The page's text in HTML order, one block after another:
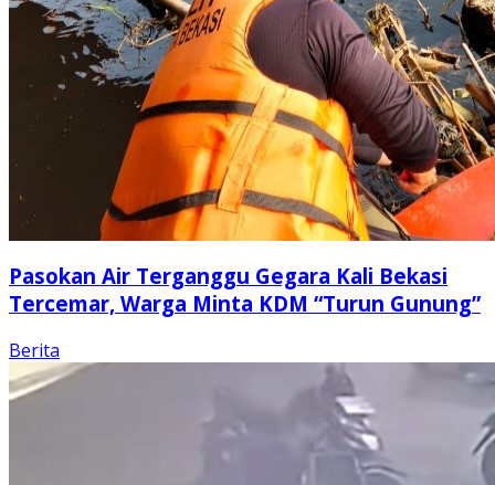
Pasokan Air Terganggu Gegara Kali Bekasi
Tercemar, Warga Minta KDM “Turun Gunung”
Berita